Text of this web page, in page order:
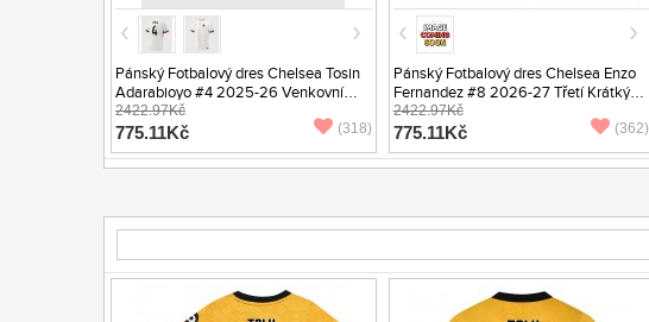
Pánský Fotbalový dres Chelsea Tosin
Adarabioyo #4 2025-26 Venkovní
Krátký Rukáv
2422.97Kč
775.11Kč (318)
Pánský Fotbalový dres Chelsea Enzo
Fernandez #8 2026-27 Třetí Krátký
Rukáv
2422.97Kč
775.11Kč (362)